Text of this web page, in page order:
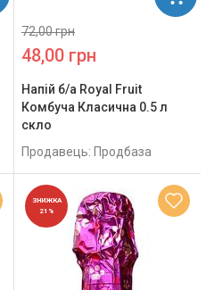
Напій б/а Royal Fruit
Комбуча Класична 0.5 л
скло
Продавець: Продбаза
72,00 грн
48,00 грн
ЗНИЖКА
21%